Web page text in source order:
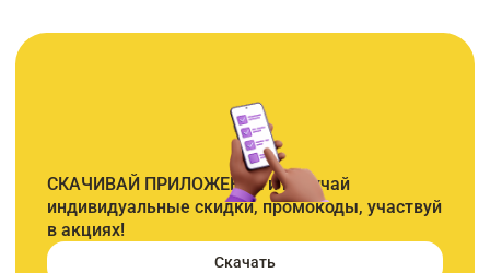
СКАЧИВАЙ ПРИЛОЖЕНИЕ и получай
индивидуальные скидки, промокоды, участвуй
в акциях!
Скачать